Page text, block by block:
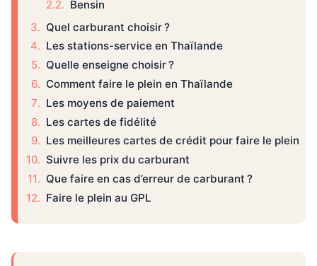
Bensin
Quel carburant choisir ?
Les stations-service en Thaïlande
Quelle enseigne choisir ?
Comment faire le plein en Thaïlande
Les moyens de paiement
Les cartes de fidélité
Les meilleures cartes de crédit pour faire le plein
Suivre les prix du carburant
Que faire en cas d’erreur de carburant ?
Faire le plein au GPL